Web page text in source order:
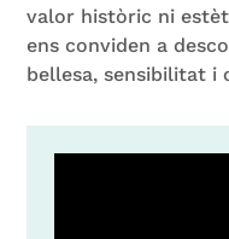
valor històric ni
ens conviden a
bellesa, sensibilitat i